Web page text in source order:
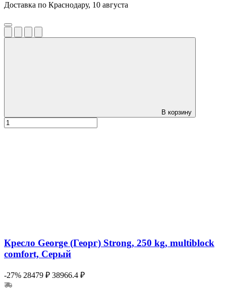
Доставка по Краснодару, 10 августа
В корзину
Кресло George (Георг) Strong, 250 kg, multiblock
comfort, Серый
-27% 28479 ₽ 38966.4 ₽